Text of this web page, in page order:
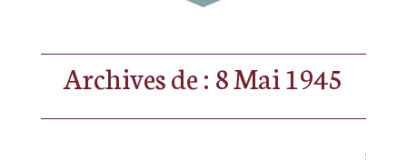
Archives de : 8 Mai 1945